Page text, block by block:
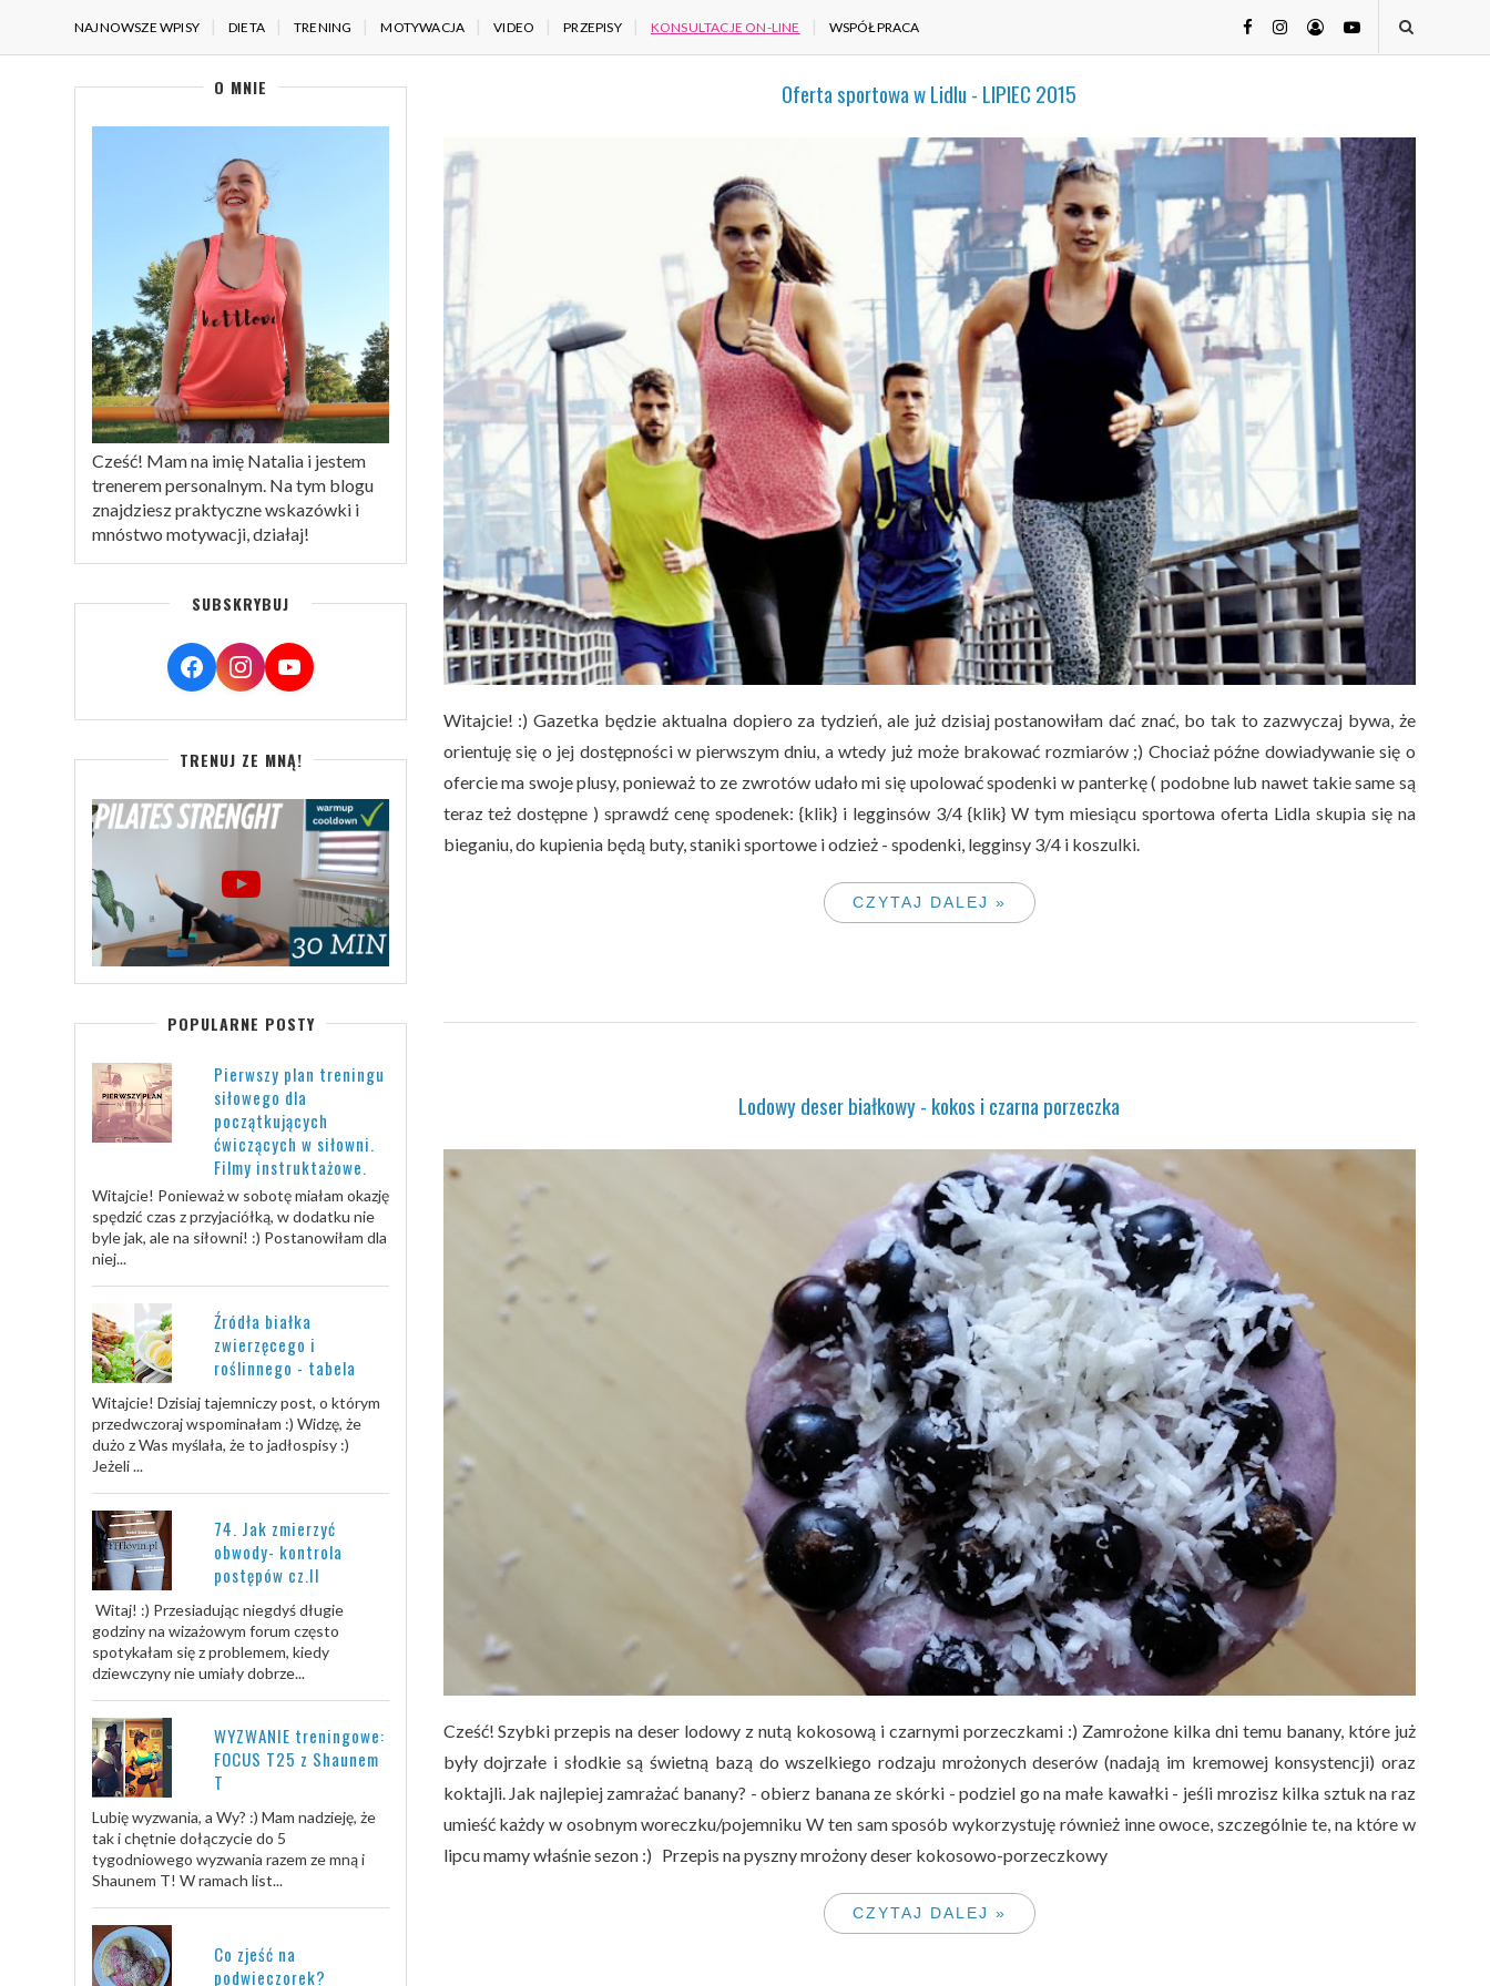
NAJNOWSZE WPISY DIETA TRENING MOTYWACJA VIDEO PRZEPISY KONSULTACJE ON-LINE WSPÓŁPRACA
Oferta sportowa w Lidlu - LIPIEC 2015
Witajcie! :) Gazetka będzie aktualna dopiero za tydzień, ale już dzisiaj postanowiłam dać znać, bo tak to zazwyczaj bywa, że
orientuję się o jej dostępności w pierwszym dniu, a wtedy już może brakować rozmiarów ;) Chociaż późne dowiadywanie się o
ofercie ma swoje plusy, ponieważ to ze zwrotów udało mi się upolować spodenki w panterkę ( podobne lub nawet takie same są
teraz też dostępne ) sprawdź cenę spodenek: {klik} i legginsów 3/4 {klik} W tym miesiącu sportowa oferta Lidla skupia się na
bieganiu, do kupienia będą buty, staniki sportowe i odzież - spodenki, legginsy 3/4 i koszulki.
CZYTAJ DALEJ »
Lodowy deser białkowy - kokos i czarna porzeczka
Cześć! Szybki przepis na deser lodowy z nutą kokosową i czarnymi porzeczkami :) Zamrożone kilka dni temu banany, które już
były dojrzałe i słodkie są świetną bazą do wszelkiego rodzaju mrożonych deserów (nadają im kremowej konsystencji) oraz
koktajli. Jak najlepiej zamrażać banany? - obierz banana ze skórki - podziel go na małe kawałki - jeśli mrozisz kilka sztuk na raz
umieść każdy w osobnym woreczku/pojemniku W ten sam sposób wykorzystuję również inne owoce, szczególnie te, na które w
lipcu mamy właśnie sezon :) Przepis na pyszny mrożony deser kokosowo-porzeczkowy
CZYTAJ DALEJ »
O MNIE
Cześć! Mam na imię Natalia i jestem
trenerem personalnym. Na tym blogu
znajdziesz praktyczne wskazówki i
mnóstwo motywacji, działaj!
SUBSKRYBUJ
TRENUJ ZE MNĄ!
POPULARNE POSTY
Pierwszy plan treningu
siłowego dla
początkujących
ćwiczących w siłowni.
Filmy instruktażowe.
Witajcie! Ponieważ w sobotę miałam okazję
spędzić czas z przyjaciółką, w dodatku nie
byle jak, ale na siłowni! :) Postanowiłam dla
niej...
Źródła białka
zwierzęcego i
roślinnego - tabela
Witajcie! Dzisiaj tajemniczy post, o którym
przedwczoraj wspominałam :) Widzę, że
dużo z Was myślała, że to jadłospisy :)
Jeżeli ...
74. Jak zmierzyć
obwody- kontrola
postępów cz.II
Witaj! :) Przesiadując niegdyś długie
godziny na wizażowym forum często
spotykałam się z problemem, kiedy
dziewczyny nie umiały dobrze...
WYZWANIE treningowe:
FOCUS T25 z Shaunem
T
Lubię wyzwania, a Wy? :) Mam nadzieję, że
tak i chętnie dołączycie do 5
tygodniowego wyzwania razem ze mną i
Shaunem T! W ramach list...
Co zjeść na
podwieczorek?